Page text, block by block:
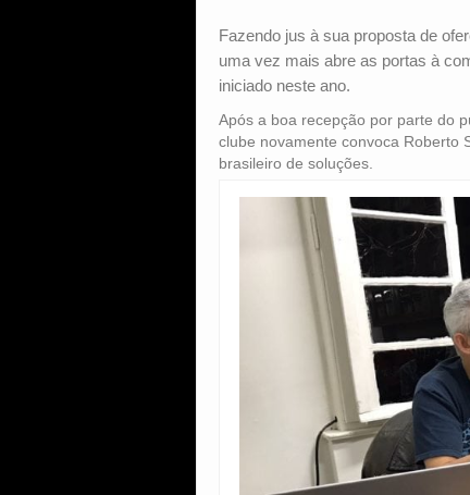
Fazendo jus à sua proposta de
uma vez mais abre as portas à
iniciado neste ano.
Após a boa recepção por parte do
clube novamente convoca Roberto
brasileiro de soluções.